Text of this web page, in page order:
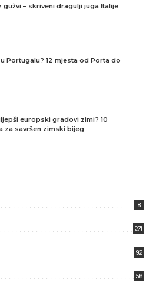
gužvi – skriveni dragulji juga Italije
Portugalu? 12 mjesta od Porta do
europski gradovi zimi? 10
za savršen zimski bijeg
8
271
92
56